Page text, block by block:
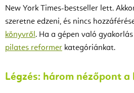
New York Times-bestseller lett.
szeretne edzeni, és nincs
könyvről. Ha a gépen való
pilates reformer kategóriánkat.
Légzés: három nézőpont a